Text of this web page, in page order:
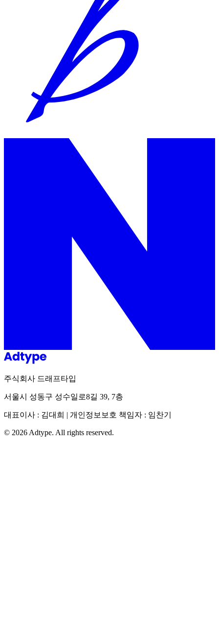
주식회사 드래프타입
서울시 성동구 성수일로8길 39, 7층
대표이사 : 김대희 | 개인정보보호 책임자 : 임찬기
© 2026 Adtype. All rights reserved.